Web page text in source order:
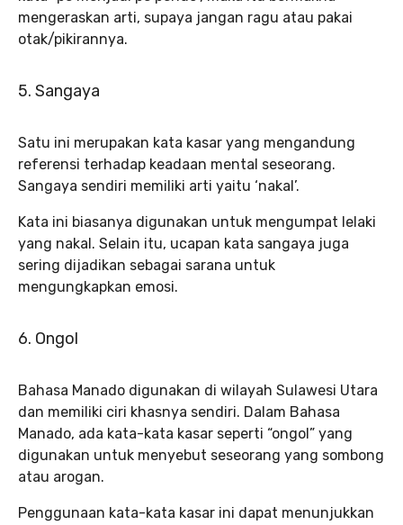
mengeraskan arti, supaya jangan ragu atau pakai
otak/pikirannya.
5. Sangaya
Satu ini merupakan kata kasar yang mengandung
referensi terhadap keadaan mental seseorang.
Sangaya sendiri memiliki arti yaitu ‘nakal’.
Kata ini biasanya digunakan untuk mengumpat lelaki
yang nakal. Selain itu, ucapan kata sangaya juga
sering dijadikan sebagai sarana untuk
mengungkapkan emosi.
6. Ongol
Bahasa Manado digunakan di wilayah Sulawesi Utara
dan memiliki ciri khasnya sendiri. Dalam Bahasa
Manado, ada kata-kata kasar seperti “ongol” yang
digunakan untuk menyebut seseorang yang sombong
atau arogan.
Penggunaan kata-kata kasar ini dapat menunjukkan